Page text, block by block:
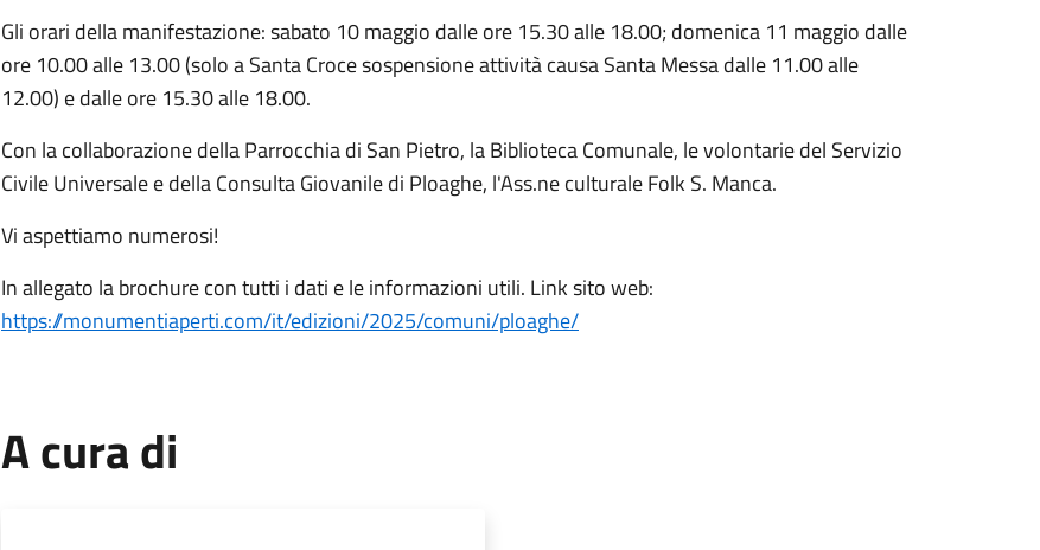
Gli orari della manifestazione: sabato 10 maggio dalle ore 15.30 alle 18.00; domenica 11 maggio dalle
ore 10.00 alle 13.00 (solo a Santa Croce sospensione attività causa Santa Messa dalle 11.00 alle
12.00) e dalle ore 15.30 alle 18.00.
Con la collaborazione della Parrocchia di San Pietro, la Biblioteca Comunale, le volontarie del Servizio
Civile Universale e della Consulta Giovanile di Ploaghe, l'Ass.ne culturale Folk S. Manca.
Vi aspettiamo numerosi!
In allegato la brochure con tutti i dati e le informazioni utili. Link sito web:
https://monumentiaperti.com/it/edizioni/2025/comuni/ploaghe/
A cura di